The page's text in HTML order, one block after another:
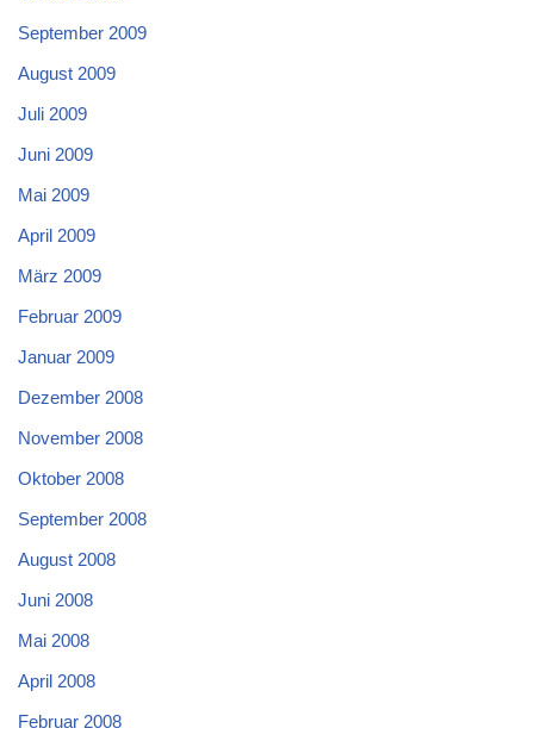
September 2009
August 2009
Juli 2009
Juni 2009
Mai 2009
April 2009
März 2009
Februar 2009
Januar 2009
Dezember 2008
November 2008
Oktober 2008
September 2008
August 2008
Juni 2008
Mai 2008
April 2008
Februar 2008